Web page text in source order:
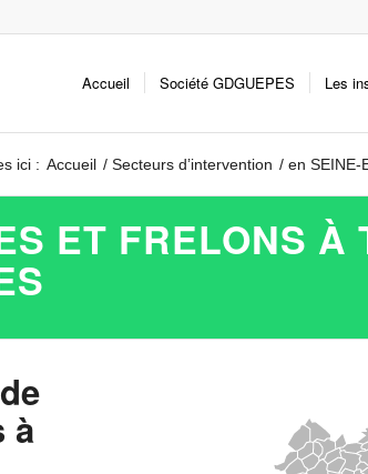
Accueil Société GDGUEPES Les
ici : Accueil / Secteurs d’intervention / en SEINE-
ET FRELONS À
à